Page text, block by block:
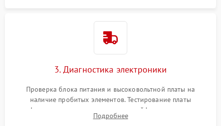
3. Диагностика электроники
Проверка блока питания и высоковольтной платы на
наличие пробитых элементов. Тестирование платы
форматирования, целостности шлейфов, контактов
картриджа и оптопар (датчиков прохождения и наличия
Подробнее